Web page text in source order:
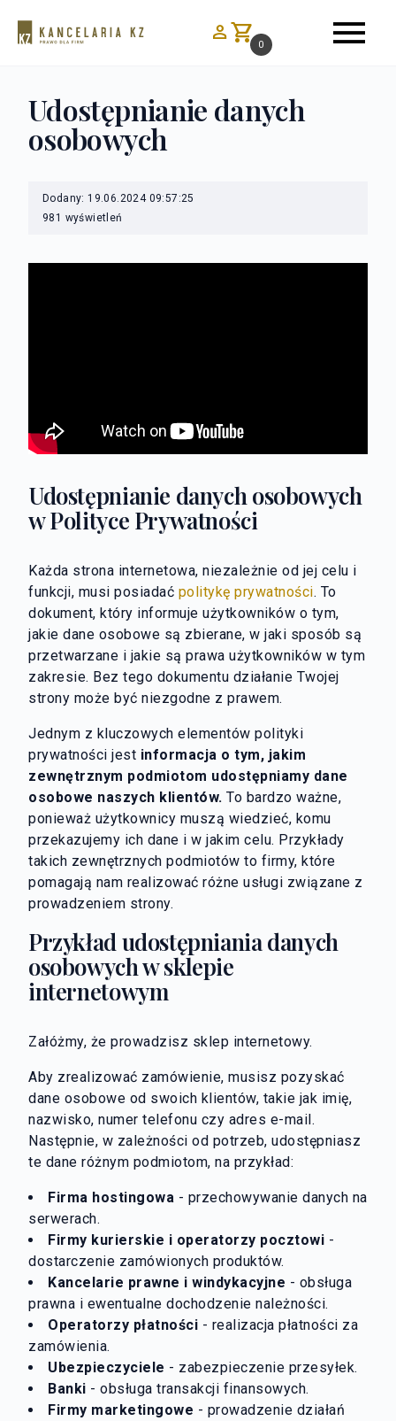
personshopping_cart 0 menu
Udostępnianie danych
osobowych
Dodany: 19.06.2024 09:57:25
981 wyświetleń
Udostępnianie danych osobowych
w Polityce Prywatności
Każda strona internetowa, niezależnie od jej celu i
funkcji, musi posiadać politykę prywatności. To
dokument, który informuje użytkowników o tym,
jakie dane osobowe są zbierane, w jaki sposób są
przetwarzane i jakie są prawa użytkowników w tym
zakresie. Bez tego dokumentu działanie Twojej
strony może być niezgodne z prawem.
Jednym z kluczowych elementów polityki
prywatności jest informacja o tym, jakim
zewnętrznym podmiotom udostępniamy dane
osobowe naszych klientów. To bardzo ważne,
ponieważ użytkownicy muszą wiedzieć, komu
przekazujemy ich dane i w jakim celu. Przykłady
takich zewnętrznych podmiotów to firmy, które
pomagają nam realizować różne usługi związane z
prowadzeniem strony.
Przykład udostępniania danych
osobowych w sklepie
internetowym
Załóżmy, że prowadzisz sklep internetowy.
Aby zrealizować zamówienie, musisz pozyskać
dane osobowe od swoich klientów, takie jak imię,
nazwisko, numer telefonu czy adres e-mail.
Następnie, w zależności od potrzeb, udostępniasz
te dane różnym podmiotom, na przykład:
Firma hostingowa - przechowywanie danych na
serwerach.
Firmy kurierskie i operatorzy pocztowi -
dostarczenie zamówionych produktów.
Kancelarie prawne i windykacyjne - obsługa
prawna i ewentualne dochodzenie należności.
Operatorzy płatności - realizacja płatności za
zamówienia.
Ubezpieczyciele - zabezpieczenie przesyłek.
Banki - obsługa transakcji finansowych.
Firmy marketingowe - prowadzenie działań